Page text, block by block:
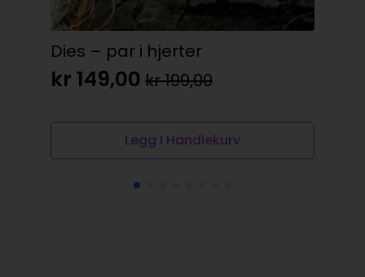
Dies – par i hjerter
kr199,00
Opprinnelig
pris
kr 199,00.
kr 149,00
Nåværende
pris
kr 149,00.
Legg I Handlekurv